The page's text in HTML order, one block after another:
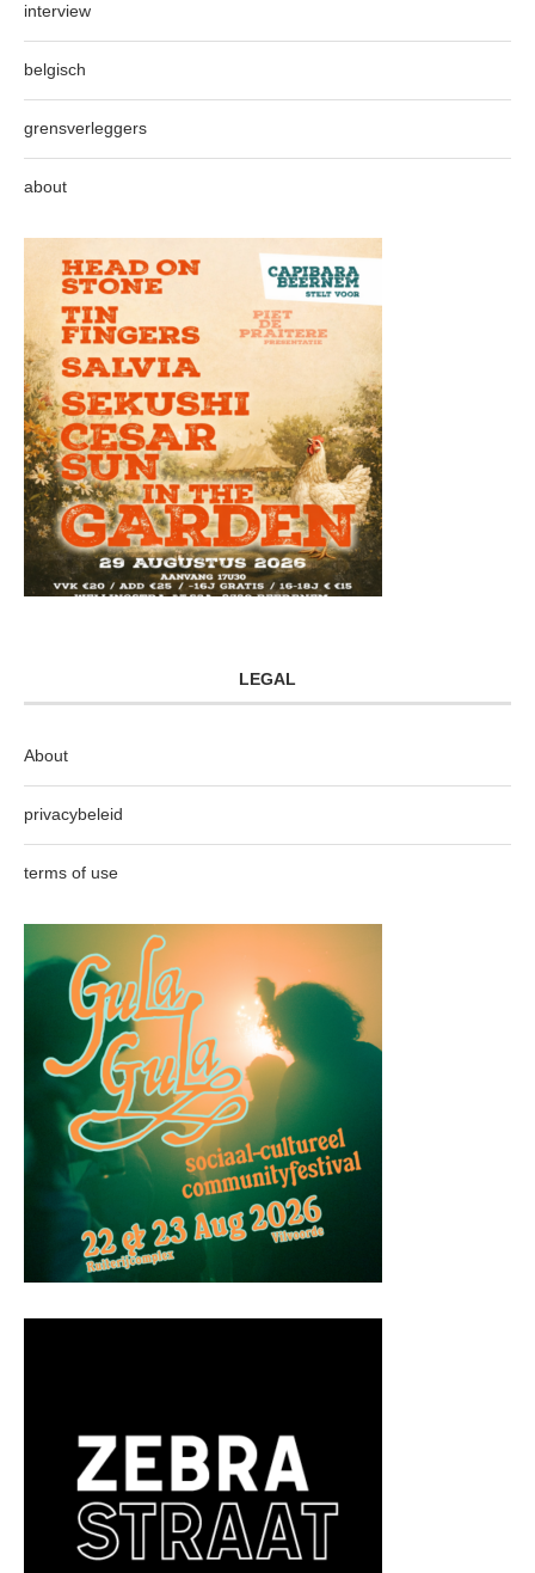
interview
belgisch
grensverleggers
about
LEGAL
About
privacybeleid
terms of use